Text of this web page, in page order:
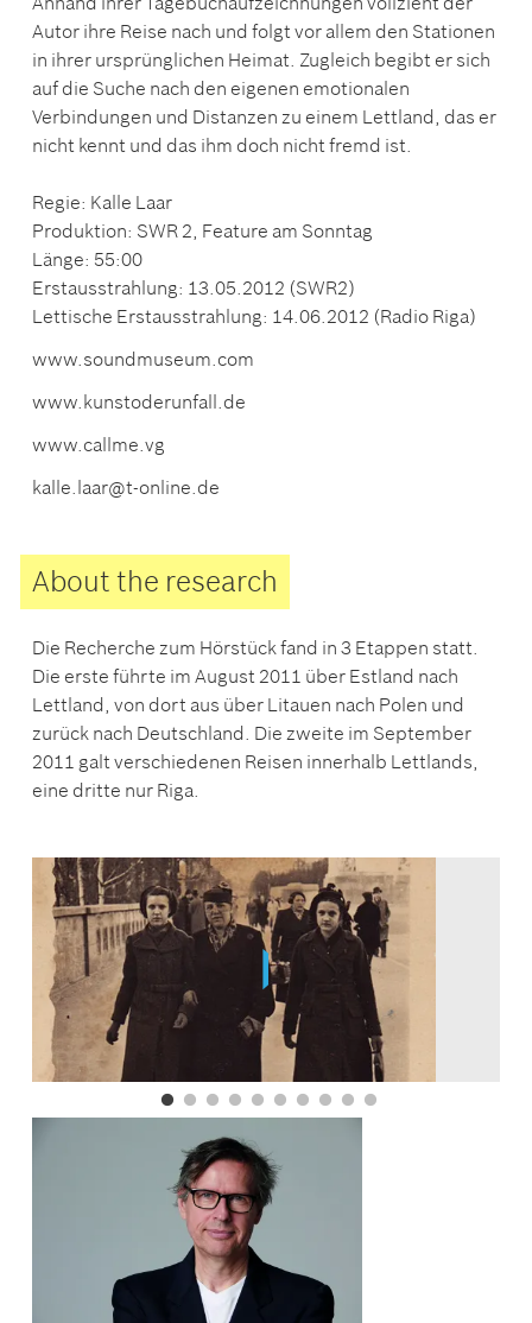
Autor ihre Reise nach und folgt vor allem den Stationen
in ihrer ursprünglichen Heimat. Zugleich begibt er sich
auf die Suche nach den eigenen emotionalen
Verbindungen und Distanzen zu einem Lettland, das er
nicht kennt und das ihm doch nicht fremd ist.
Regie: Kalle Laar
Produktion: SWR 2, Feature am Sonntag
Länge: 55:00
Erstausstrahlung: 13.05.2012 (SWR2)
Lettische Erstausstrahlung: 14.06.2012 (Radio Riga)
www.soundmuseum.com
www.kunstoderunfall.de
www.callme.vg
kalle.laar@t-online.de
About the research
Die Recherche zum Hörstück fand in 3 Etappen statt.
Die erste führte im August 2011 über Estland nach
Lettland, von dort aus über Litauen nach Polen und
zurück nach Deutschland. Die zweite im September
2011 galt verschiedenen Reisen innerhalb Lettlands,
eine dritte nur Riga.